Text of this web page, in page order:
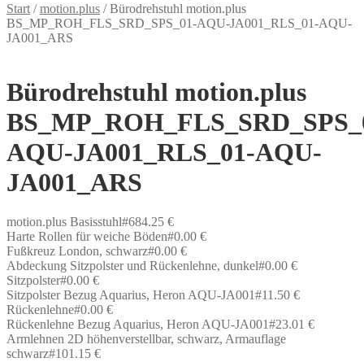
Start /motion.plus /Bürodrehstuhl motion.plus
BS_MP_ROH_FLS_SRD_SPS_01-AQU-JA001_RLS_01-AQU-
JA001_ARS
Bürodrehstuhl motion.plus
AQU-JA001_RLS_01-AQU-
JA001_ARS
motion.plus Basisstuhl#684.25 €
Harte Rollen für weiche Böden#0.00 €
Fußkreuz London, schwarz#0.00 €
Abdeckung Sitzpolster und Rückenlehne, dunkel#0.00 €
Sitzpolster#0.00 €
Sitzpolster Bezug Aquarius, Heron AQU-JA001#11.50 €
Rückenlehne#0.00 €
Rückenlehne Bezug Aquarius, Heron AQU-JA001#23.01 €
Armlehnen 2D höhenverstellbar, schwarz, Armauflage
schwarz#101.15 €